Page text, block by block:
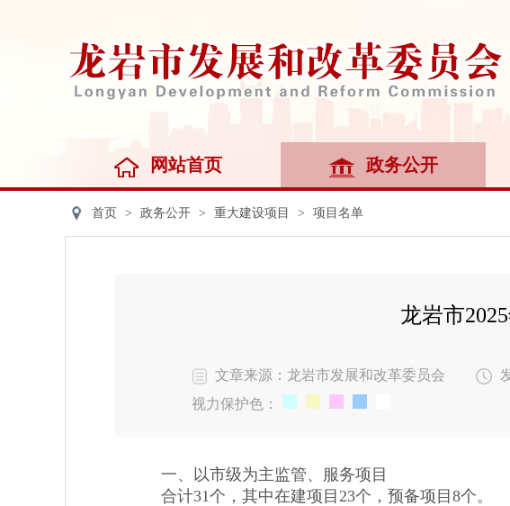
网站首页 政务公开
首页 > 政务公开 > 重大建设项目 > 项目名单
龙岩市
文章来源：龙岩市发展和改革委员会
视力保护色：
一、以市级为主监管、服务项目
合计31个，其中在建项目23个，预备项目8个。